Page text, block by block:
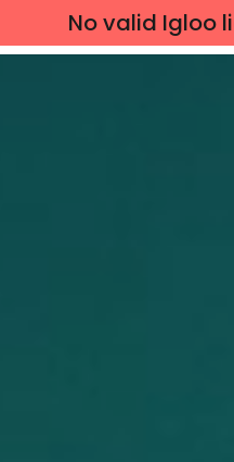
No valid Igloo